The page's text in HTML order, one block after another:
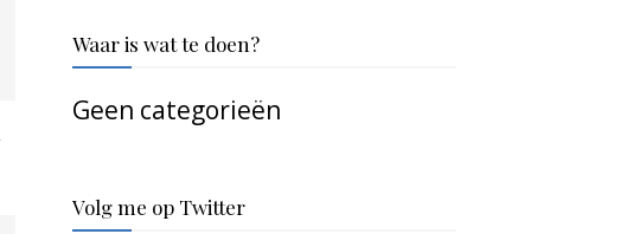
Waar is wat te doen?
Geen categorieën
Volg me op Twitter